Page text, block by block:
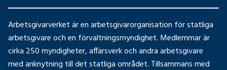
Arbetsgivarverket är en arbetsgivarorganisation för statliga
arbetsgivare och en förvaltningsmyndighet. Medlemmar är
cirka 250 myndigheter, affärsverk och andra arbetsgivare
med anknytning till det statliga området. Tillsammans med